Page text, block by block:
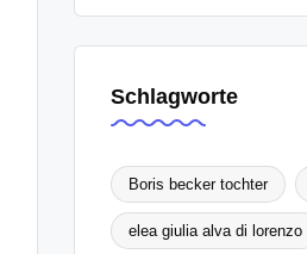
Schlagworte
Boris becker tochter
elea giulia alva di lorenzo